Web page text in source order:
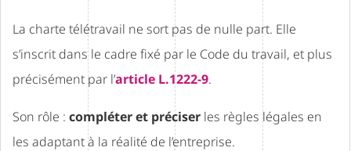
La charte télétravail ne sort pas de nulle part. Elle
s’inscrit dans le cadre fixé par le Code du travail, et plus
précisément par l’article L.1222-9.
Son rôle : compléter et préciser les règles légales en
les adaptant à la réalité de l’entreprise.